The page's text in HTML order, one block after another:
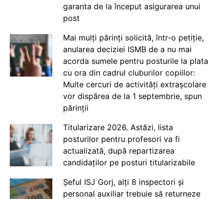
garanta de la început asigurarea unui
post
Mai mulți părinți solicită, într-o petiție,
anularea deciziei ISMB de a nu mai
acorda sumele pentru posturile la plata
cu ora din cadrul cluburilor copiilor:
Multe cercuri de activități extrașcolare
vor dispărea de la 1 septembrie, spun
părinții
Titularizare 2026. Astăzi, lista
posturilor pentru profesori va fi
actualizată, după repartizarea
candidaților pe posturi titularizabile
Șeful ISJ Gorj, alți 8 inspectori și
personal auxiliar trebuie să returneze